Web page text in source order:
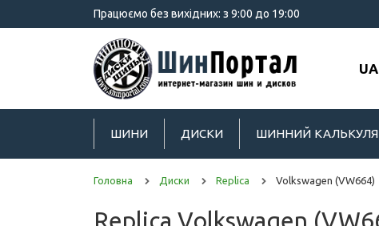
Працюємо без вихідних: з 9:00 до 19:00
UA
ШИНИ ДИСКИ ШИННИЙ
Головна Диски Replica Volkswagen (VW664)
Replica Volkswagen